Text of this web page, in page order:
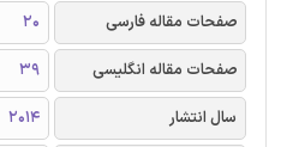
صفحات مقاله فارسی
20
صفحات مقاله انگلیسی
39
سال انتشار
2014